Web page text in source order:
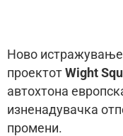
Ново истражување
проектот Wight
автохтона
изненадувачка
промени.